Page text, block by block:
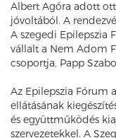
Albert Agóra adott
jóvoltából. A
A szegedi Epilepszia
vállalt a Nem Adom
csoportja, Papp
Az Epilepszia Fórum
ellátásának
és együttműködés
szervezetekkel. A